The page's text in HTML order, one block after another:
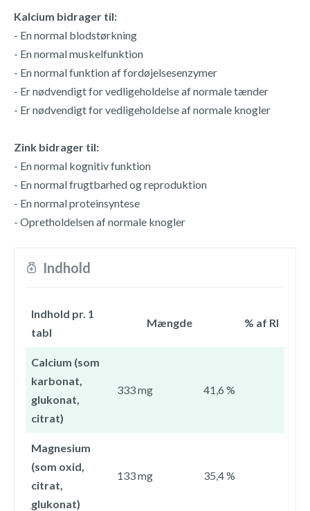
Kalcium bidrager til:
- En normal blodstørkning
- En normal muskelfunktion
- En normal funktion af fordøjelsesenzymer
- Er nødvendigt for vedligeholdelse af normale tænder
- Er nødvendigt for vedligeholdelse af normale knogler
Zink bidrager til:
- En normal kognitiv funktion
- En normal frugtbarhed og reproduktion
- En normal proteinsyntese
- Opretholdelsen af normale knogler
Indhold
Indhold pr. 1
tabl
Mængde % af RI
Calcium (som
karbonat,
glukonat,
citrat)
333 mg 41,6 %
Magnesium
(som oxid,
citrat,
glukonat)
133 mg 35,4 %